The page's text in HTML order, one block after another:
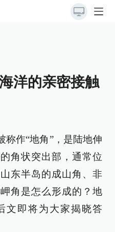
洋的亲密接触
称作“地角”，是陆地伸
角状突出部，通常位
东半岛的成山角、非
角是怎么形成的？地
文即将为大家揭晓答